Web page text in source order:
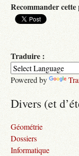
Recommander cette
Traduire :
Powered by
Divers (et
Géométrie
Dossiers
Informatique